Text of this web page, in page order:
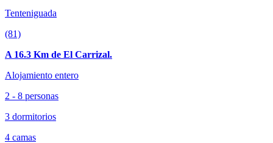
Tenteniguada
(81)
A 16.3 Km de El Carrizal.
Alojamiento entero
2 - 8 personas
3 dormitorios
4 camas